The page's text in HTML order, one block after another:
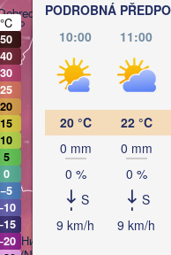
PODROBNÁ
10:00
11:00
20 °C
0 mm
0 %
S
9 km/h
22 °C
0 mm
0 %
S
9 km/h
Ниш
Craiova
Плевен
Sibiu
Cluj-Napoca
°C
50
40
30
25
20
15
10
5
0
−5